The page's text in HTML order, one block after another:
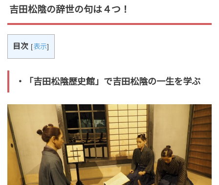
吉田松陰の辞世の句は４つ！
目次 [表示]
・「吉田松陰歴史館」で吉田松陰の一生を学ぶ